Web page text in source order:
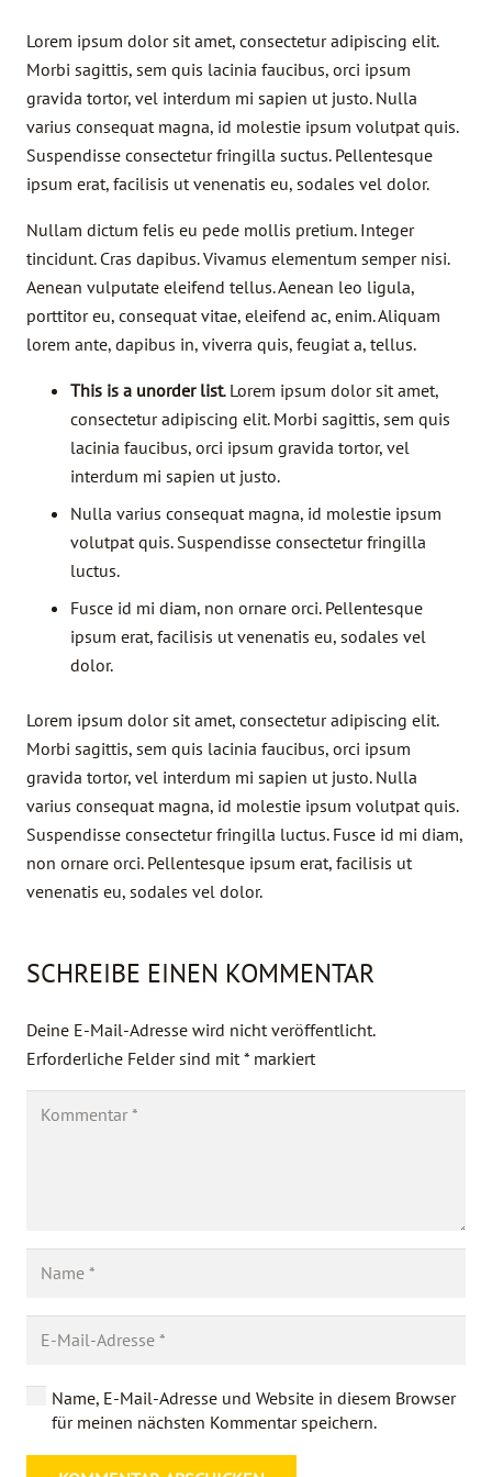
Lorem ipsum dolor sit amet, consectetur adipiscing elit.
Morbi sagittis, sem quis lacinia faucibus, orci ipsum
gravida tortor, vel interdum mi sapien ut justo. Nulla
varius consequat magna, id molestie ipsum volutpat quis.
Suspendisse consectetur fringilla suctus. Pellentesque
ipsum erat, facilisis ut venenatis eu, sodales vel dolor.
Nullam dictum felis eu pede mollis pretium. Integer
tincidunt. Cras dapibus. Vivamus elementum semper nisi.
Aenean vulputate eleifend tellus. Aenean leo ligula,
porttitor eu, consequat vitae, eleifend ac, enim. Aliquam
lorem ante, dapibus in, viverra quis, feugiat a, tellus.
This is a unorder list. Lorem ipsum dolor sit amet,
consectetur adipiscing elit. Morbi sagittis, sem quis
lacinia faucibus, orci ipsum gravida tortor, vel
interdum mi sapien ut justo.
Nulla varius consequat magna, id molestie ipsum
volutpat quis. Suspendisse consectetur fringilla
luctus.
Fusce id mi diam, non ornare orci. Pellentesque
ipsum erat, facilisis ut venenatis eu, sodales vel
dolor.
Lorem ipsum dolor sit amet, consectetur adipiscing elit.
Morbi sagittis, sem quis lacinia faucibus, orci ipsum
gravida tortor, vel interdum mi sapien ut justo. Nulla
varius consequat magna, id molestie ipsum volutpat quis.
Suspendisse consectetur fringilla luctus. Fusce id mi diam,
non ornare orci. Pellentesque ipsum erat, facilisis ut
venenatis eu, sodales vel dolor.
SCHREIBE EINEN KOMMENTAR
Deine E-Mail-Adresse wird nicht veröffentlicht.
Erforderliche Felder sind mit* markiert
Name, E-Mail-Adresse und Website in diesem Browser
für meinen nächsten Kommentar speichern.